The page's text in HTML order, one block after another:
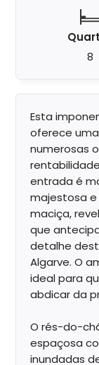
8
Esta
oferece
numerosas
entrada é
majestosa
maciça,
que
detalhe
Algarve. O
ideal para
abdicar da
O rés-do-
espaçosa
inundadas